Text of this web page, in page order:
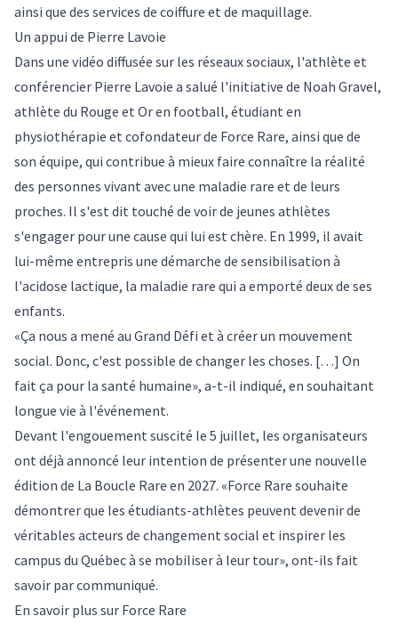
ainsi que des services de coiffure et de maquillage.
Un appui de Pierre Lavoie
Dans une vidéo diffusée sur les réseaux sociaux, l'athlète et
conférencier Pierre Lavoie a salué l'initiative de Noah Gravel,
athlète du Rouge et Or en football, étudiant en
physiothérapie et cofondateur de Force Rare, ainsi que de
son équipe, qui contribue à mieux faire connaître la réalité
des personnes vivant avec une maladie rare et de leurs
proches. Il s'est dit touché de voir de jeunes athlètes
s'engager pour une cause qui lui est chère. En 1999, il avait
lui-même entrepris une démarche de sensibilisation à
l'acidose lactique, la maladie rare qui a emporté deux de ses
enfants.
«Ça nous a mené au Grand Défi et à créer un mouvement
social. Donc, c'est possible de changer les choses. […] On
fait ça pour la santé humaine», a-t-il indiqué, en souhaitant
longue vie à l'événement.
Devant l'engouement suscité le 5 juillet, les organisateurs
ont déjà annoncé leur intention de présenter une nouvelle
édition de La Boucle Rare en 2027. «Force Rare souhaite
démontrer que les étudiants-athlètes peuvent devenir de
véritables acteurs de changement social et inspirer les
campus du Québec à se mobiliser à leur tour», ont-ils fait
savoir par communiqué.
En savoir plus sur Force Rare